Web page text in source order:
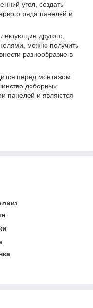
угол, создать
ряда панелей и
другого,
можно получить
разнообразие в
перед монтажом
доборных
панелей и являются